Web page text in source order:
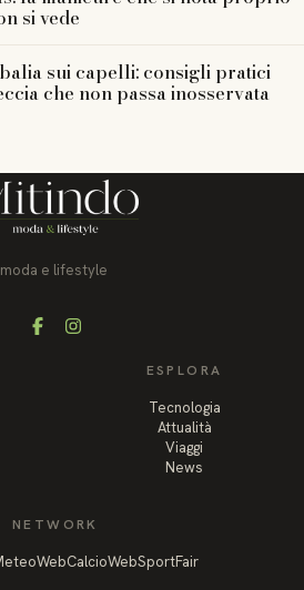
si vede
sui capelli: consigli pratici
che non passa inosservata
e lifestyle
FacebookInstagram
ESPLORA
Tecnologia
Attualità
Viaggi
News
NETWORK
CalcioWebSportFair